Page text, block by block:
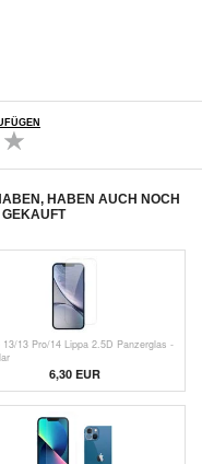
HABEN AUCH NOCH
GEKAUFT
13/13 Pro/14 Lippa 2.5D Panzerglas -
6,30EUR